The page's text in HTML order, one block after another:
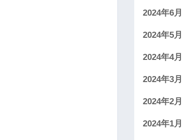
2024年6月
2024年5月
2024年4月
2024年3月
2024年2月
2024年1月